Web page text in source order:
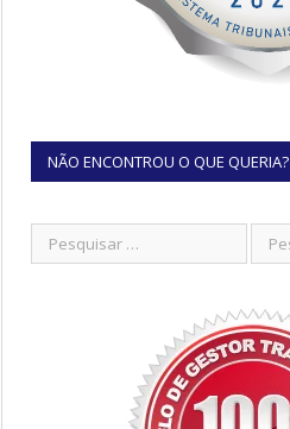
NÃO ENCONTROU O QUE QUERIA?